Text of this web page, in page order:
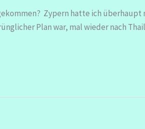
Zypern hatte ich
Plan war, mal wieder nach